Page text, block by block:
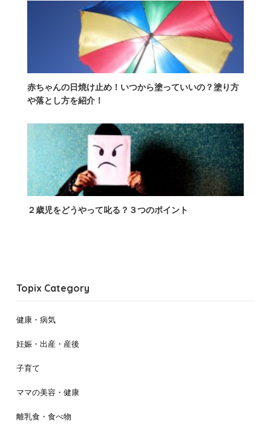
赤ちゃんの日焼け止め！いつから塗っていいの？塗り方
や落とし方を紹介！
２歳児をどうやって叱る？３つのポイント
Topix Category
健康・病気
妊娠・出産・産後
子育て
ママの美容・健康
離乳食・食べ物